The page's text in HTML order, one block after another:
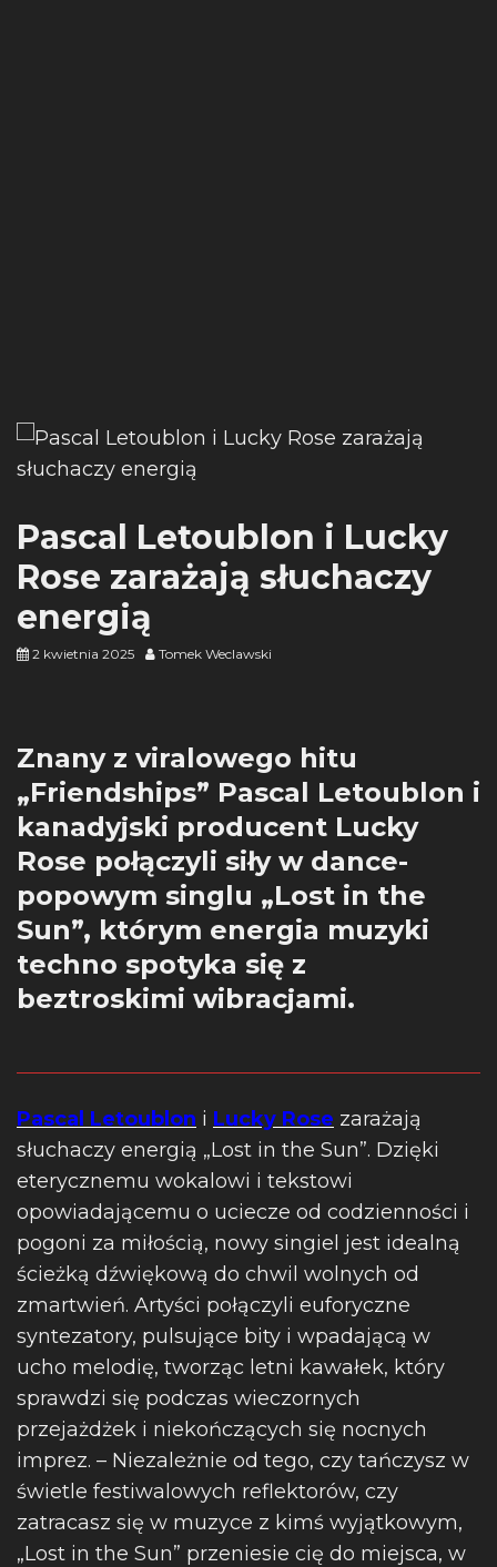
Pascal Letoublon i Lucky
Rose zarażają słuchaczy
energią
2 kwietnia 2025 Tomek Weclawski
Znany z viralowego hitu
„Friendships” Pascal Letoublon i
kanadyjski producent Lucky
Rose połączyli siły w dance-
popowym singlu „Lost in the
Sun”, którym energia muzyki
techno spotyka się z
beztroskimi wibracjami.
Pascal Letoublon i Lucky Rose zarażają
słuchaczy energią „Lost in the Sun”. Dzięki
eterycznemu wokalowi i tekstowi
opowiadającemu o uciecze od codzienności i
pogoni za miłością, nowy singiel jest idealną
ścieżką dźwiękową do chwil wolnych od
zmartwień. Artyści połączyli euforyczne
syntezatory, pulsujące bity i wpadającą w
ucho melodię, tworząc letni kawałek, który
sprawdzi się podczas wieczornych
przejażdżek i niekończących się nocnych
imprez. – Niezależnie od tego, czy tańczysz w
świetle festiwalowych reflektorów, czy
zatracasz się w muzyce z kimś wyjątkowym,
„Lost in the Sun” przeniesie cię do miejsca, w